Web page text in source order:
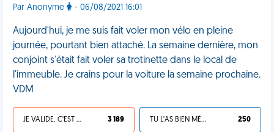
Par Anonyme - 06/08/2021 16:01
Aujourd'hui, je me suis fait voler mon vélo en pleine
journée, pourtant bien attaché. La semaine dernière, mon
conjoint s'était fait voler sa trotinette dans le local de
l'immeuble. Je crains pour la voiture la semaine prochaine.
VDM
JE VALIDE, C'EST UNE VDM 3 189 TU L'AS BIEN MÉRITÉ 250